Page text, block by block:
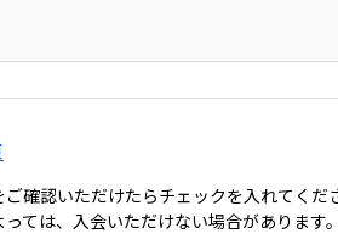
確認いただけたらチェックを入れてくだ
ては、入会いただけない場合があります